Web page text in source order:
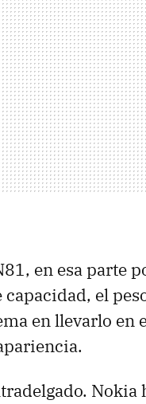
en esa parte
el
en llevarlo en
Nokia